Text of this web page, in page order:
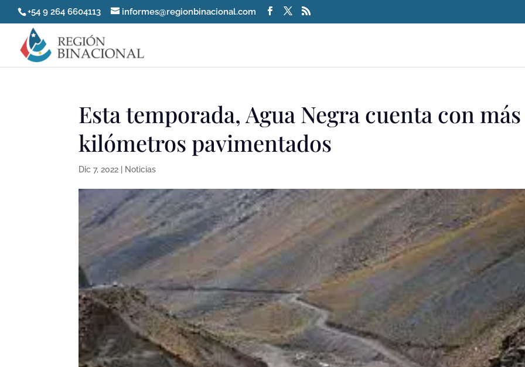
+54 9 264 6604113 informes@regionbinacional.com
Esta temporada, Agua Negra cuenta con más
kilómetros pavimentados
Dic 7, 2022 Noticias